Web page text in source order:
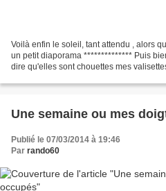
Voilà enfin le soleil, tant attendu , alors
un petit diaporama ************** Puis
dire qu'elles sont chouettes mes
Une semaine ou mes
Publié le 07/03/2014 à 19:46
Par rando60